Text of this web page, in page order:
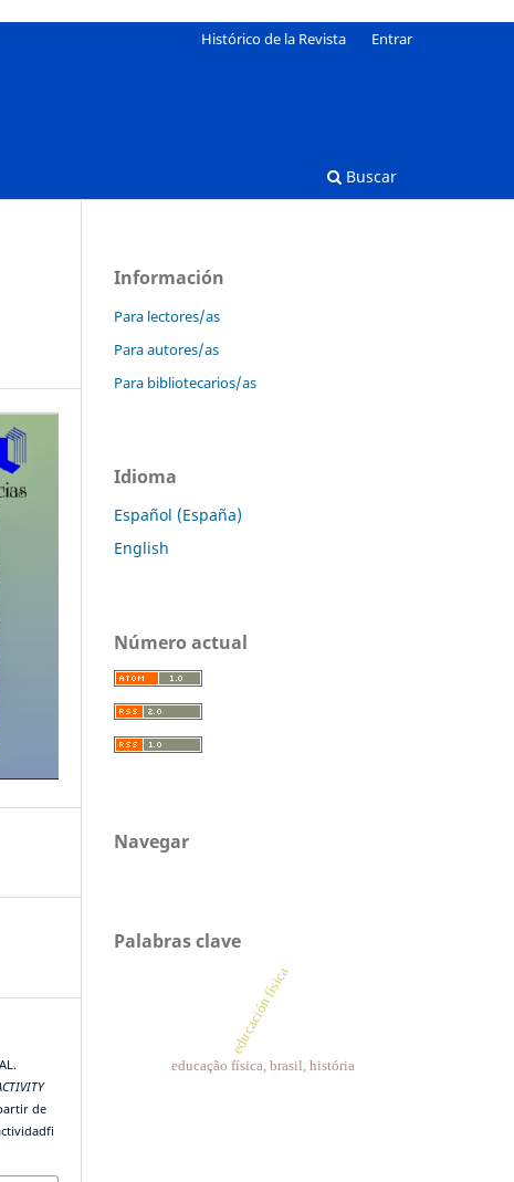
Buscar
Histórico de la Revista Entrar
de
Información
Para lectores/as
Para autores/as
Para bibliotecarios/as
Idioma
Español (España)
English
Número actual
Navegar
Palabras clave
educación física
educação física, brasil, história